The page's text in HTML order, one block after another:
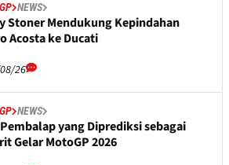
NEWS
Stoner Mendukung Kepindahan
Acosta ke Ducati
26
NEWS
yang Diprediksi sebagai
Gelar MotoGP 2026